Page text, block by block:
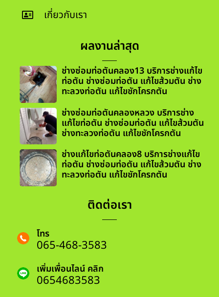
เกี่ยวกับเรา
ผลงานล่าสุด
ช่างซ่อมท่อตันคลอง13 บริการช่างแก้ไข
ท่อตัน ช่างซ่อมท่อตัน แก้ไขส้วมตัน ช่าง
ทะลวงท่อตัน แก้ไขชักโครกตัน
ช่างซ่อมท่อตันคลองหลวง บริการช่าง
แก้ไขท่อตัน ช่างซ่อมท่อตัน แก้ไขส้วมตัน
ช่างทะลวงท่อตัน แก้ไขชักโครกตัน
ช่างแก้ไขท่อตันคลอง8 บริการช่างแก้ไข
ท่อตัน ช่างซ่อมท่อตัน แก้ไขส้วมตัน ช่าง
ทะลวงท่อตัน แก้ไขชักโครกตัน
ติดต่อเรา
โทร
065-468-3583
เพิ่มเพื่อนไลน์ คลิก
0654683583